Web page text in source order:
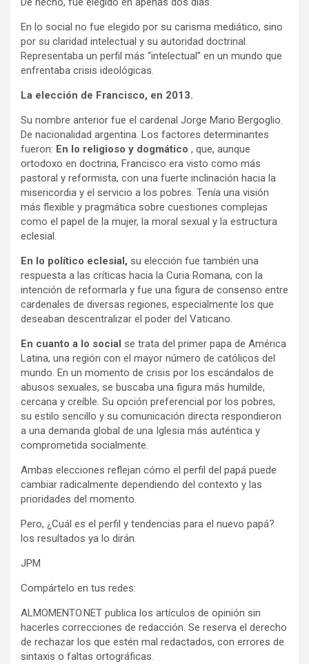
En lo social no fue elegido por su carisma mediático, sino
por su claridad intelectual y su autoridad doctrinal.
Representaba un perfil más “intelectual” en un mundo que
enfrentaba crisis ideológicas.
La elección de Francisco, en 2013.
Su nombre anterior fue el cardenal Jorge Mario Bergoglio.
De nacionalidad argentina. Los factores determinantes
fueron: En lo religioso y dogmático , que, aunque
ortodoxo en doctrina, Francisco era visto como más
pastoral y reformista, con una fuerte inclinación hacia la
misericordia y el servicio a los pobres. Tenía una visión
más flexible y pragmática sobre cuestiones complejas
como el papel de la mujer, la moral sexual y la estructura
eclesial.
En lo político eclesial, su elección fue también una
respuesta a las críticas hacia la Curia Romana, con la
intención de reformarla y fue una figura de consenso entre
cardenales de diversas regiones, especialmente los que
deseaban descentralizar el poder del Vaticano.
En cuanto a lo social se trata del primer papa de América
Latina, una región con el mayor número de católicos del
mundo. En un momento de crisis por los escándalos de
abusos sexuales, se buscaba una figura más humilde,
cercana y creíble. Su opción preferencial por los pobres,
su estilo sencillo y su comunicación directa respondieron
a una demanda global de una Iglesia más auténtica y
comprometida socialmente.
Ambas elecciones reflejan cómo el perfil del papá puede
cambiar radicalmente dependiendo del contexto y las
prioridades del momento.
Pero, ¿Cuál es el perfil y tendencias para el nuevo papá?
los resultados ya lo dirán.
JPM
Compártelo en tus redes:
ALMOMENTO.NET publica los artículos de opinión sin
hacerles correcciones de redacción. Se reserva el derecho
de rechazar los que estén mal redactados, con errores de
sintaxis o faltas ortográficas.